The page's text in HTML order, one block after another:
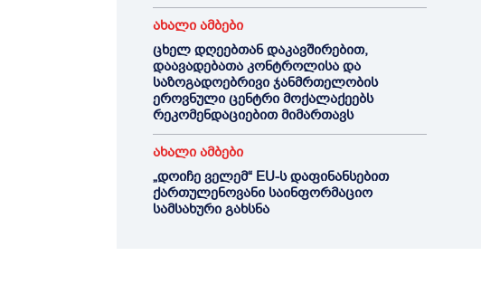
ახალი ამბები
ცხელ დღეებთან დაკავშირებით,
დაავადებათა კონტროლისა და
საზოგადოებრივი ჯანმრთელობის
ეროვნული ცენტრი მოქალაქეებს
რეკომენდაციებით მიმართავს
ახალი ამბები
„დოიჩე ველემ“ EU-ს დაფინანსებით
ქართულენოვანი საინფორმაციო
სამსახური გახსნა